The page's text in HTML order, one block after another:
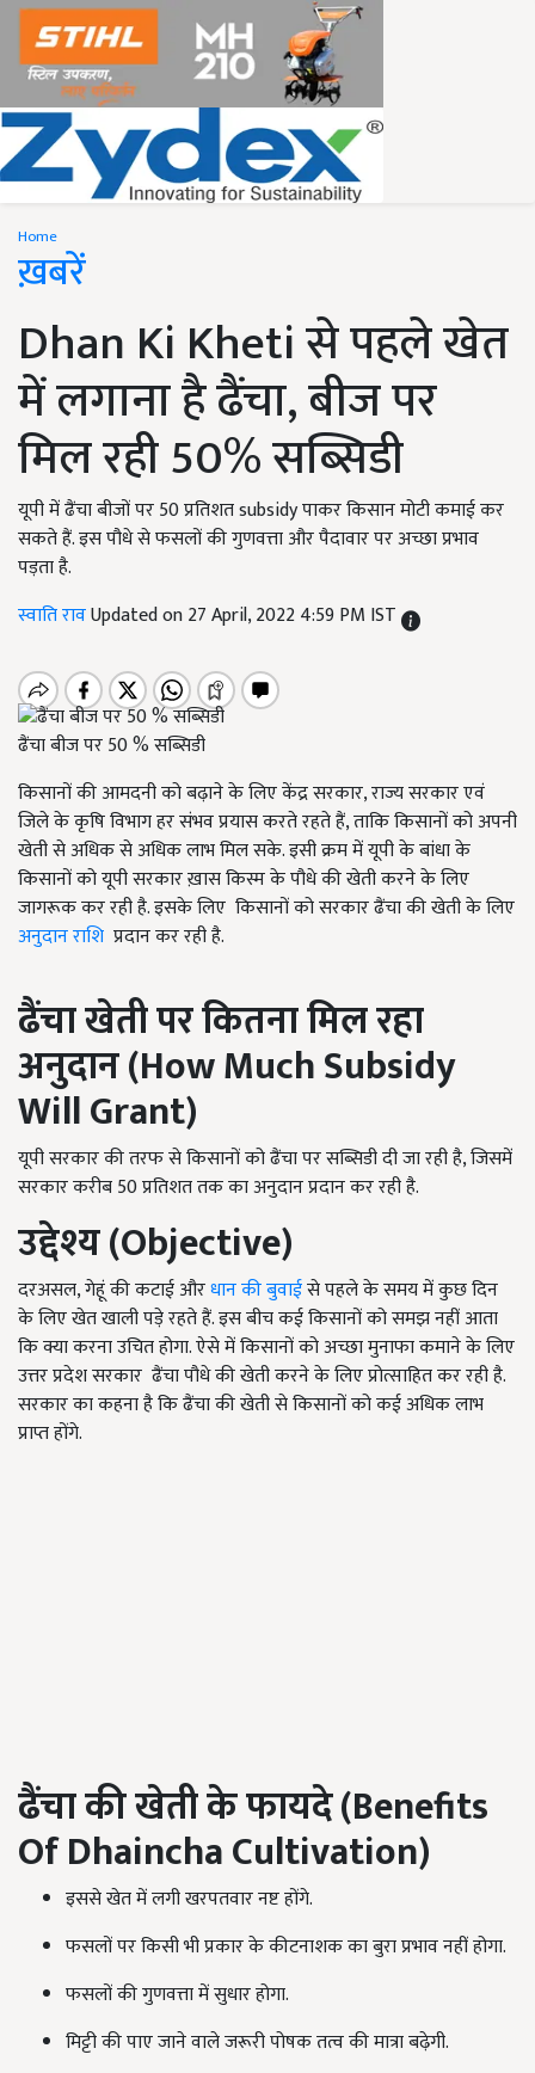
Home
ख़बरें
Dhan Ki Kheti से पहले खेत
में लगाना है ढैंचा, बीज पर
मिल रही 50% सब्सिडी
यूपी में ढैंचा बीजों पर 50 प्रतिशत subsidy पाकर किसान मोटी कमाई कर
सकते हैं. इस पौधे से फसलों की गुणवत्ता और पैदावार पर अच्छा प्रभाव
पड़ता है.
स्वाति रावUpdated on 27 April, 2022 4:59 PM IST
ढैंचा बीज पर 50 % सब्सिडी
किसानों की आमदनी को बढ़ाने के लिए केंद्र सरकार, राज्य सरकार एवं
जिले के कृषि विभाग हर संभव प्रयास करते रहते हैं, ताकि किसानों को अपनी
खेती से अधिक से अधिक लाभ मिल सके. इसी क्रम में यूपी के बांधा के
किसानों को यूपी सरकार ख़ास किस्म के पौधे की खेती करने के लिए
जागरूक कर रही है. इसके लिए किसानों को सरकार ढैंचा की खेती के लिए
अनुदान राशि प्रदान कर रही है.
ढैंचा खेती पर कितना मिल रहा
अनुदान (How Much Subsidy
Will Grant)
यूपी सरकार की तरफ से किसानों को ढैंचा पर सब्सिडी दी जा रही है, जिसमें
सरकार करीब 50 प्रतिशत तक का अनुदान प्रदान कर रही है.
उद्देश्य (Objective)
दरअसल, गेहूं की कटाई औरधान की बुवाईसे पहले के समय में कुछ दिन
के लिए खेत खाली पड़े रहते हैं. इस बीच कई किसानों को समझ नहीं आता
कि क्या करना उचित होगा. ऐसे में किसानों को अच्छा मुनाफा कमाने के लिए
उत्तर प्रदेश सरकार ढैंचा पौधे की खेती करने के लिए प्रोत्साहित कर रही है.
सरकार का कहना है कि ढैंचा की खेती से किसानों को कई अधिक लाभ
प्राप्त होंगे.
ढैंचा की खेती के फायदे (Benefits
Of Dhaincha Cultivation)
इससे खेत में लगी खरपतवार नष्ट होंगे.
फसलों पर किसी भी प्रकार के कीटनाशक का बुरा प्रभाव नहीं होगा.
फसलों की गुणवत्ता में सुधार होगा.
मिट्टी की पाए जाने वाले जरूरी पोषक तत्व की मात्रा बढ़ेगी.